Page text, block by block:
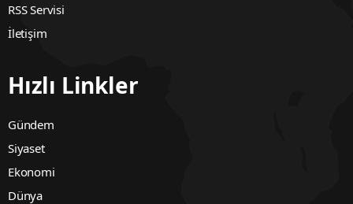
RSS Servisi
İletişim
Hızlı Linkler
Gündem
Siyaset
Ekonomi
Dünya